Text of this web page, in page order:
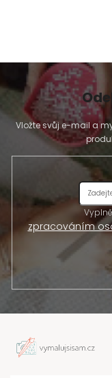
Vložte svůj e-mail a
zpracováním